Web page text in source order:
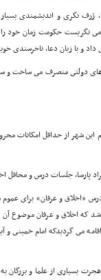
ژرف نگرى و اندیشمندى
نگریست حکومت زمان خود
و با زبان دعا، ناخرسندى
دولتى منصرف مى ساخت و
ایّام این شهر از حداقل
پارسا، جلسات درس و محافل
«اخلاق و عرفان» براى
که اخلاق و عرفان موضوع آن
مى گردیدکه امام خمینى و
بسیارى از علما و